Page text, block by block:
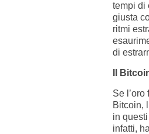
tempi di
giusta
ritmi
di
Il
Se
Bitcoin,
in
infatti,